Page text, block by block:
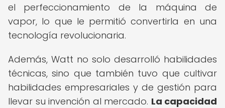
el perfeccionamiento de la máquina de
vapor, lo que le permitió convertirla en una
tecnología revolucionaria.
Además, Watt no solo desarrolló habilidades
técnicas, sino que también tuvo que cultivar
habilidades empresariales y de gestión para
llevar su invención al mercado. La capacidad